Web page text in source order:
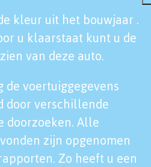
kleur uit het bouwjaar .
u klaarstaat kunt u de
van deze auto.
de voertuiggegevens
door verschillende
doorzoeken. Alle
zijn opgenomen
Zo heeft u een